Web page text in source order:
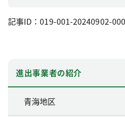
記事ID：019-001-20240902-
進出事業者の紹介
青海地区